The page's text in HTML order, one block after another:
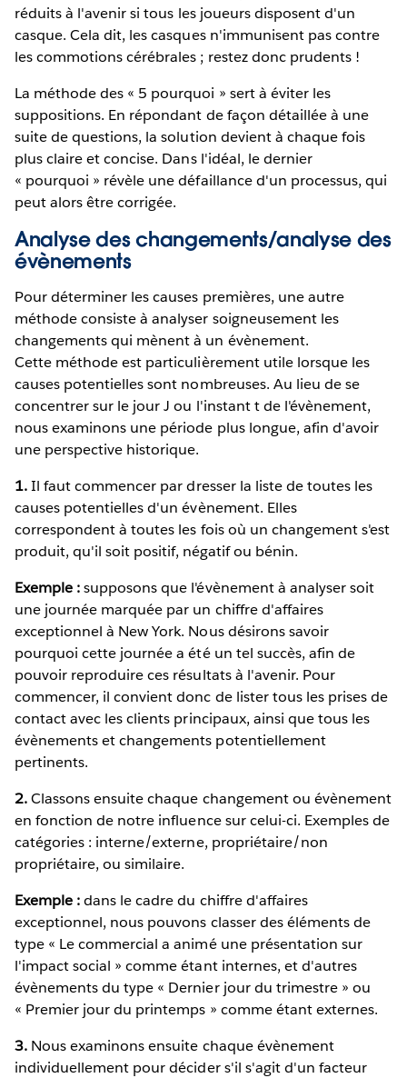
réduits à l'avenir si tous les joueurs disposent d'un
casque. Cela dit, les casques n'immunisent pas contre
les commotions cérébrales ; restez donc prudents !
La méthode des « 5 pourquoi » sert à éviter les
suppositions. En répondant de façon détaillée à une
suite de questions, la solution devient à chaque fois
plus claire et concise. Dans l'idéal, le dernier
« pourquoi » révèle une défaillance d'un processus, qui
peut alors être corrigée.
Analyse des changements/analyse des
évènements
Pour déterminer les causes premières, une autre
méthode consiste à analyser soigneusement les
changements qui mènent à un évènement.
Cette méthode est particulièrement utile lorsque les
causes potentielles sont nombreuses. Au lieu de se
concentrer sur le jour J ou l'instant t de l'évènement,
nous examinons une période plus longue, afin d'avoir
une perspective historique.
1.Il faut commencer par dresser la liste de toutes les
causes potentielles d'un évènement. Elles
correspondent à toutes les fois où un changement s'est
produit, qu'il soit positif, négatif ou bénin.
Exemple :supposons que l'évènement à analyser soit
une journée marquée par un chiffre d'affaires
exceptionnel à New York. Nous désirons savoir
pourquoi cette journée a été un tel succès, afin de
pouvoir reproduire ces résultats à l'avenir. Pour
commencer, il convient donc de lister tous les prises de
contact avec les clients principaux, ainsi que tous les
évènements et changements potentiellement
pertinents.
2.Classons ensuite chaque changement ou évènement
en fonction de notre influence sur celui-ci. Exemples de
catégories : interne/externe, propriétaire/non
propriétaire, ou similaire.
Exemple :dans le cadre du chiffre d'affaires
exceptionnel, nous pouvons classer des éléments de
type « Le commercial a animé une présentation sur
l'impact social » comme étant internes, et d'autres
évènements du type « Dernier jour du trimestre » ou
« Premier jour du printemps » comme étant externes.
3. Nous examinons ensuite chaque évènement
individuellement pour décider s'il s'agit d'un facteur